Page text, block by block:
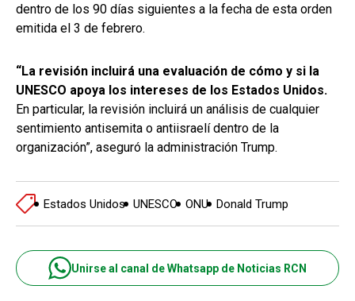
dentro de los 90 días siguientes a la fecha de esta orden
emitida el 3 de febrero.
“La revisión incluirá una evaluación de cómo y si la
UNESCO apoya los intereses de los Estados Unidos.
En particular, la revisión incluirá un análisis de cualquier
sentimiento antisemita o antiisraelí dentro de la
organización”, aseguró la administración Trump.
Estados Unidos UNESCO ONU Donald Trump
Unirse al canal de Whatsapp de Noticias RCN